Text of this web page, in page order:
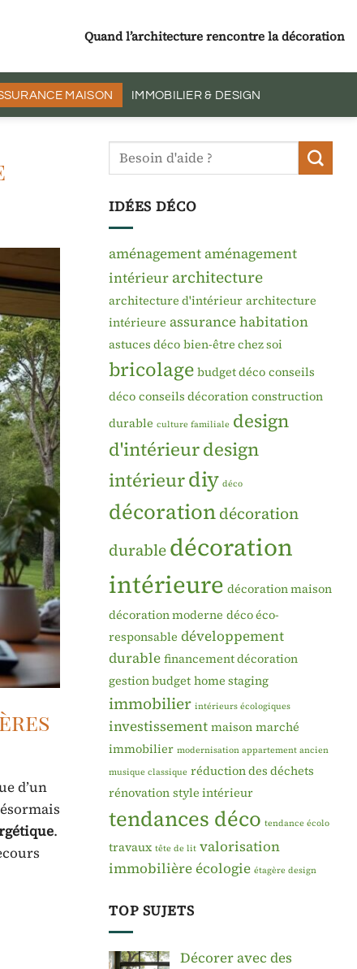
Quand l’architecture rencontre la décoration
MAISON IMMOBILIER & DESIGN
d’un
.
IDÉES DÉCO
aménagementaménagement
intérieur architecture
architecture d'intérieur architecture
intérieure assurance habitation
astuces déco bien-être chez soi
bricolage budget déco conseils
déco conseils décoration construction
durable culture familiale design
d'intérieurdesign
intérieurdiy déco
décorationdécoration
durabledécoration
intérieure décoration maison
décoration moderne déco éco-
responsable développement
durable financement décoration
gestion budget home staging
immobilier intérieurs écologiques
investissement maison marché
immobilier modernisation appartement ancien
musique classique réduction des déchets
rénovation style intérieur
tendances déco tendance écolo
travaux tête de lit valorisation
immobilièreécologie étagère design
TOP SUJETS
Décorer avec des